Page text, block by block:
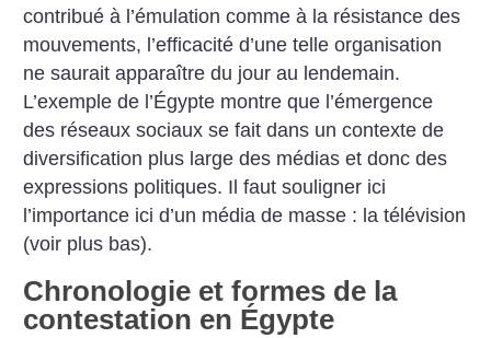
contribué à l’émulation comme à la résistance des
mouvements, l’efficacité d’une telle organisation
ne saurait apparaître du jour au lendemain.
L’exemple de l’Égypte montre que l’émergence
des réseaux sociaux se fait dans un contexte de
diversification plus large des médias et donc des
expressions politiques. Il faut souligner ici
l’importance ici d’un média de masse : la télévision
(voir plus bas).
Chronologie et formes de la
contestation en Égypte